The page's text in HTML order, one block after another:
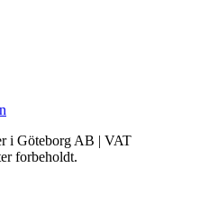
i Göteborg AB | VAT
forbeholdt.